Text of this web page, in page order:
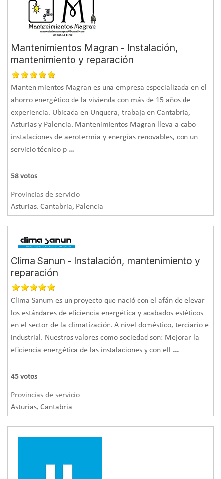
Mantenimientos Magran - Instalación,
mantenimiento y reparación
Mantenimientos Magran es una empresa especializada en el
ahorro energético de la vivienda con más de 15 años de
experiencia. Ubicada en Unquera, trabaja en Cantabria,
Asturias y Palencia. Mantenimientos Magran lleva a cabo
instalaciones de aerotermia y energías renovables, con un
servicio técnico p ...
58 votos
Provincias de servicio
Asturias, Cantabria, Palencia
Clima Sanun - Instalación, mantenimiento y
reparación
Clima Sanum es un proyecto que nació con el afán de elevar
los estándares de eficiencia energética y acabados estéticos
en el sector de la climatización. A nivel doméstico, terciario e
industrial. Nuestros valores como sociedad son: Mejorar la
eficiencia energética de las instalaciones y con ell ...
45 votos
Provincias de servicio
Asturias, Cantabria